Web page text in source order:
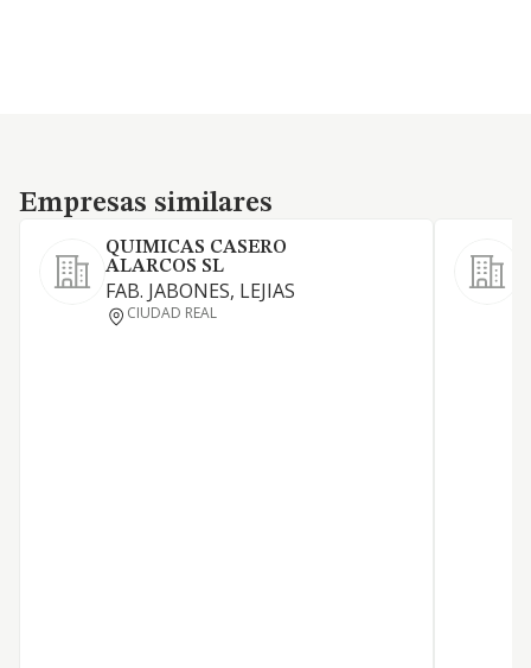
Empresas similares
Empresas similares
QUIMICAS CASERO
ALARCOS SL
FAB. JABONES, LEJIAS
CIUDAD REAL